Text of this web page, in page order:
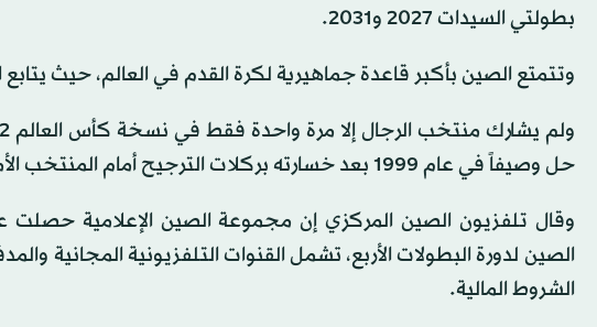
بطولتي السيدات 2027 و2031.
وتتمتع الصين بأكبر قاعدة جماهيرية لكرة القدم في العالم، حيث يتابع اللعبة ما
حل وصيفاً في عام 1999 بعد خسارته بركلات الترجيح أمام المنتخب الأميركي.
وقال تلفزيون الصين المركزي إن مجموعة الصين الإعلامية
الصين لدورة البطولات الأربع، تشمل القنوات التلفزيونية المجانية
الشروط المالية.